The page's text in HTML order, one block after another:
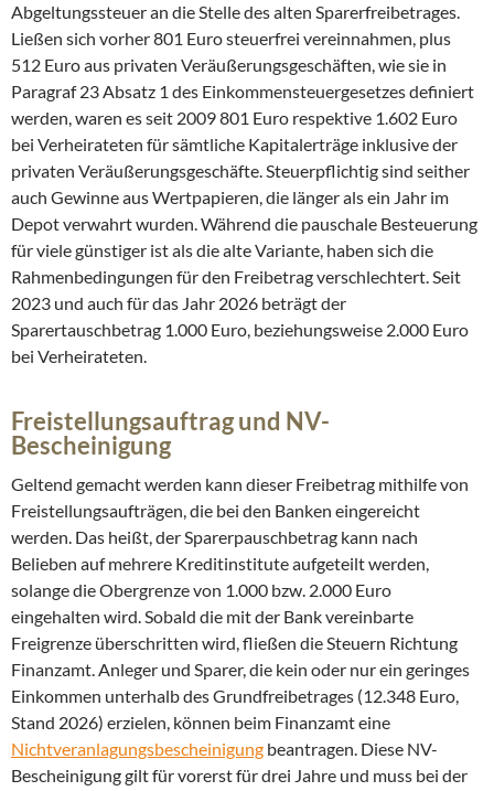
Abgeltungssteuer an die Stelle des alten Sparerfreibetrages.
Ließen sich vorher 801 Euro steuerfrei vereinnahmen, plus
512 Euro aus privaten Veräußerungsgeschäften, wie sie in
Paragraf 23 Absatz 1 des Einkommensteuergesetzes definiert
werden, waren es seit 2009 801 Euro respektive 1.602 Euro
bei Verheirateten für sämtliche Kapitalerträge inklusive der
privaten Veräußerungsgeschäfte. Steuerpflichtig sind seither
auch Gewinne aus Wertpapieren, die länger als ein Jahr im
Depot verwahrt wurden. Während die pauschale Besteuerung
für viele günstiger ist als die alte Variante, haben sich die
Rahmenbedingungen für den Freibetrag verschlechtert. Seit
2023 und auch für das Jahr 2026 beträgt der
Sparertauschbetrag 1.000 Euro, beziehungsweise 2.000 Euro
bei Verheirateten.
Freistellungsauftrag und NV-
Bescheinigung
Geltend gemacht werden kann dieser Freibetrag mithilfe von
Freistellungsaufträgen, die bei den Banken eingereicht
werden. Das heißt, der Sparerpauschbetrag kann nach
Belieben auf mehrere Kreditinstitute aufgeteilt werden,
solange die Obergrenze von 1.000 bzw. 2.000 Euro
eingehalten wird. Sobald die mit der Bank vereinbarte
Freigrenze überschritten wird, fließen die Steuern Richtung
Finanzamt. Anleger und Sparer, die kein oder nur ein geringes
Einkommen unterhalb des Grundfreibetrages (12.348 Euro,
Stand 2026) erzielen, können beim Finanzamt eine
Nichtveranlagungsbescheinigung beantragen. Diese NV-
Bescheinigung gilt für vorerst für drei Jahre und muss bei der